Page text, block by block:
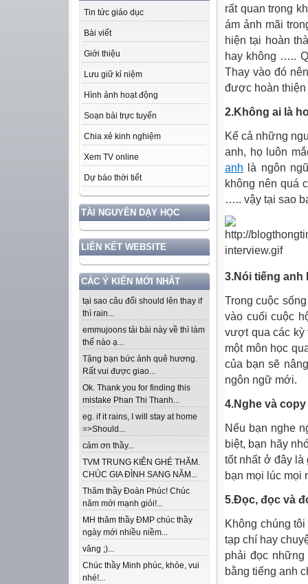
Tin tức giáo dục
Bài viết
Giới thiệu
Lưu giữ kỉ niệm
Hình ảnh hoạt động
Soạn bài trực tuyến
Chia xẻ kinh nghiệm
Xem TV online
Dự báo thời tiết
TÀI NGUYÊN DẠY HỌC
LIÊN KẾT WEBSITE
CÁC Ý KIẾN MỚI NHẤT
tại sao câu đổi should lên thay if
thì rain...
emmujoons tải bài này về thì làm
thế nào ạ...
Tặng bạn bức ảnh quê hương.
Rất vui được giao...
Ok. Thank you for finding this
mistake Phan Thi Thanh...
eg. if it rains, I will stay at home
=>Should...
cảm ơn thầy...
TVM TRUNG KIÊN GHÉ THĂM.
CHÚC GIA ĐÌNH SANG NĂM...
Thăm thầy Đoàn Phúc! Chúc
năm mới mạnh giỏi!...
MH thăm thầy ĐMP chúc thầy
ngày mới nhiều niềm...
vâng ;)...
Chúc thầy Minh phúc, khỏe, vui
nhé!...
rất quan trọng
ám ảnh mãi
hiện tại hoàn
hay không …..
Thay vào đó
được hoàn
2.Không ai là
Kể cả những
anh, họ luôn
anh là ngôn
không nên quá
….. vậy tại sao
3.Nói tiếng anh
Trong cuộc
vào cuối cuộc
vượt qua các kỳ
một môn học
của bạn sẽ
ngôn ngữ mới.
4.Nghe và copy
Nếu bạn nghe
biệt, bạn hãy
tốt nhất ở đây là
bạn mọi lúc mọi
5.Đọc, đọc và
Không chúng
tạp chí hay
phải đọc
bằng tiếng anh